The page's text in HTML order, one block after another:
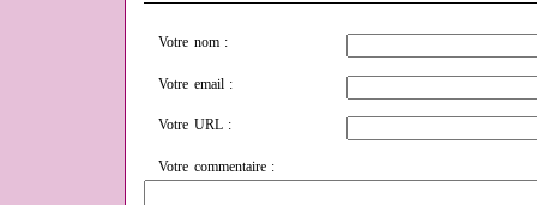
Votre nom :
Votre email :
Votre URL :
Votre commentaire :